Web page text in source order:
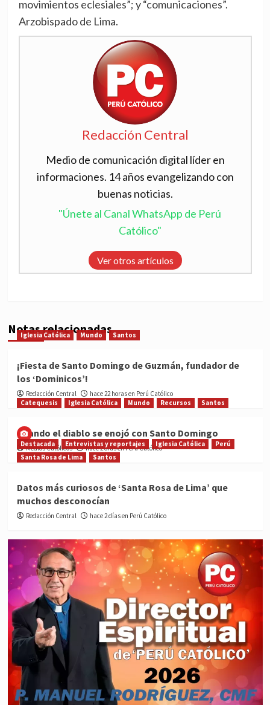
movimientos eclesiales”; y “comunicaciones”.
Arzobispado de Lima.
Redacción Central
Medio de comunicación digital líder en
informaciones. 14 años evangelizando con
buenas noticias.
"Únete al Canal WhatsApp de Perú
Católico"
Ver otros artículos
Notas relacionadas
Iglesia Católica Mundo Santos
¡Fiesta de Santo Domingo de Guzmán, fundador de
los ‘Dominicos’!
Redacción Central
hace 22 horas en Perú Católico
Catequesis
Iglesia Católica Mundo Recursos Santos
Cuando el diablo se enojó con Santo Domingo
Medios Católicos hace 2 días en Perú Católico
Destacada Entrevistas y reportajes Iglesia Católica
Perú
Santa Rosa de Lima
Santos
Datos más curiosos de ‘Santa Rosa de Lima’ que
muchos desconocían
Redacción Central hace 2 días en Perú Católico